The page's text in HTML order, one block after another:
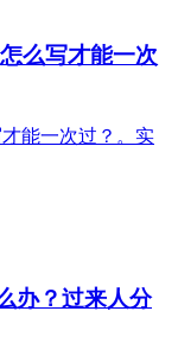
么写才能一次
能一次过？。实
办？过来人分